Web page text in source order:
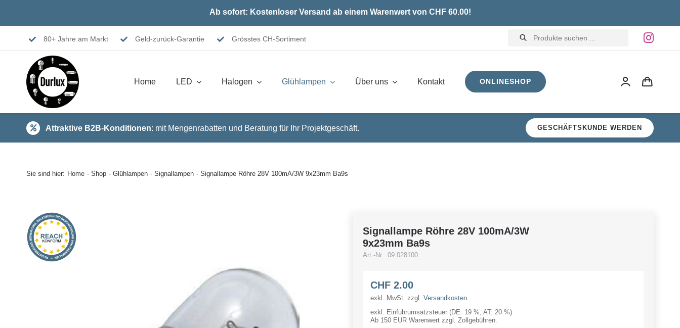
Ab sofort: Kostenloser Versand ab einem Warenwert von CHF 60.00!
80+ Jahre am Markt Geld-zurück-Garantie Grösstes CH-Sortiment
Products
search
Home LED Halogen Glühlampen Über uns Kontakt ONLINESHOP
Attraktive B2B-Konditionen: mit Mengenrabatten und Beratung für Ihr Projektgeschäft. GESCHÄFTSKUNDE WERDEN
Sie sind hier: Home Shop Glühlampen Signallampen Signallampe Röhre 28V 100mA/3W 9x23mm Ba9s
Signallampe Röhre 28V 100mA/3W
9x23mm Ba9s
Art.-Nr.: 09.028100
CHF2.00
exkl. MwSt. zzgl. Versandkosten
exkl. Einfuhrumsatzsteuer (DE: 19 %, AT: 20 %)
Ab 150 EUR Warenwert zzgl. Zollgebühren.